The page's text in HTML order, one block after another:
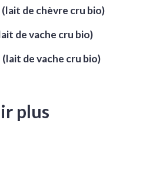
de chèvre cru bio)
de vache cru bio)
(lait de vache cru bio)
plus